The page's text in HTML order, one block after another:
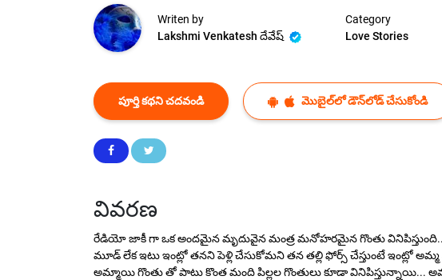
Writen by
Lakshmi Venkatesh దేవేష్
Category
Love Stories
పూర్తి కథని చదవండి మొబైల్‌లో డౌన్‌లోడ్ చేసుకోండి
వివరణ
రేడియో జాకీ గా ఒక అందమైన మృదువైన మంత్ర మనోహరమైన గొంతు
మూడ్ లేక ఇటు ఇంట్లో తనని పెళ్లి చేసుకోమని తన తల్లి ఫోర్స్ చేస్తుంటే ఇంట్లో
అమ్మాయి గొంతు తో పాటు కొంత మంది పిల్లల గొంతులు కూడా వినిపిస్తున్నాయి...